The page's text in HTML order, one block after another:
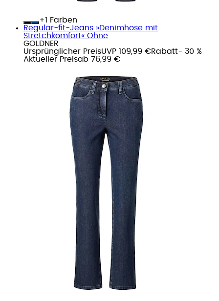
+
Farben
Regular-fit-Jeans »Denimhose mit
Stretchkomfort« Ohne
GOLDNER
Ursprünglicher PreisUVP 109,99 €Rabatt- 30 %
Aktueller Preisab 76,99 €